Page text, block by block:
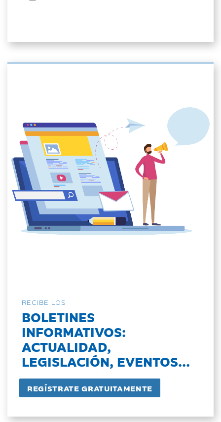
RECIBE LOS
BOLETINES
INFORMATIVOS:
ACTUALIDAD,
LEGISLACIÓN, EVENTOS...